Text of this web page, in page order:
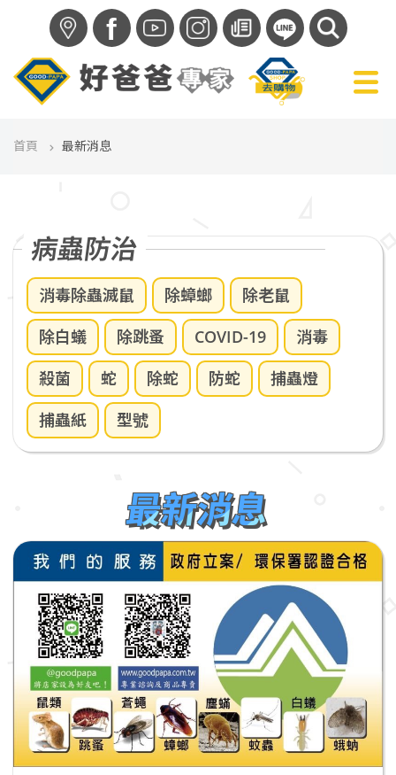
f
首頁 最新消息
病蟲防治
消毒除蟲滅鼠 除蟑螂
除老鼠
除白蟻
除跳蚤 COVID-19
消毒
殺菌
蛇 除蛇 防蛇
捕蟲燈
捕蟲紙
型號
最新消息